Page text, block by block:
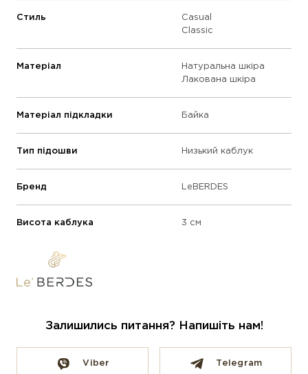
Стиль
Casual
Classic
Матеріал
Натуральна шкіра
Лакована шкіра
Матеріал підкладки Байка
Тип підошви Низький каблук
Бренд LeBERDES
Висота каблука 3 см
Залишились питання? Напишіть нам!
Viber Telegram